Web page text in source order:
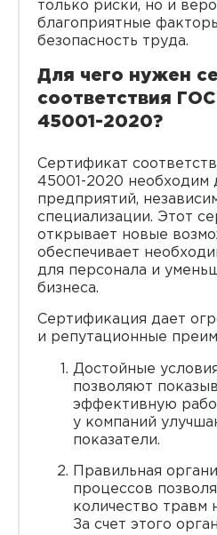
только риски, но и
благоприятные
безопасность труда.
Для чего нужен
соответствия
45001-2020?
Сертификат
45001-2020 необходим
предприятий,
специализации. Этот
открывает новые
обеспечивает
для персонала и
бизнеса.
Сертификация дает
и репутационные
Достойные
позволяют
эффективную
у компаний
показатели.
Правильная
процессов
количество травм
За счет этого